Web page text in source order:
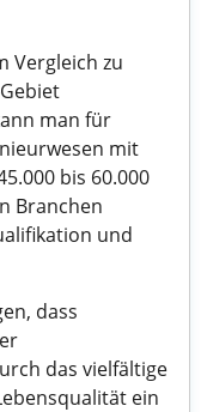
Vergleich zu
man für
mit
bis 60.000
Branchen
und
dass
das vielfältige
ein